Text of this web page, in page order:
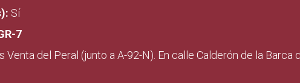
Sí
7
Venta del Peral (junto a A-92-N). En calle Calderón de la Barca